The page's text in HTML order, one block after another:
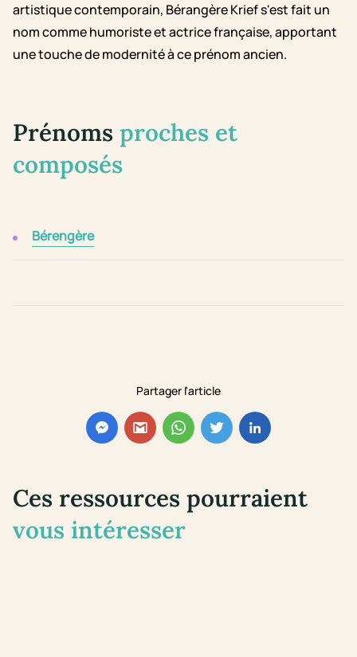
Partager l'article
artistique contemporain, Bérangère Krief s'est fait un
nom comme humoriste et actrice française, apportant
une touche de modernité à ce prénom ancien.
Prénoms proches et
composés
Bérengère
Ces ressources pourraient
vous intéresser